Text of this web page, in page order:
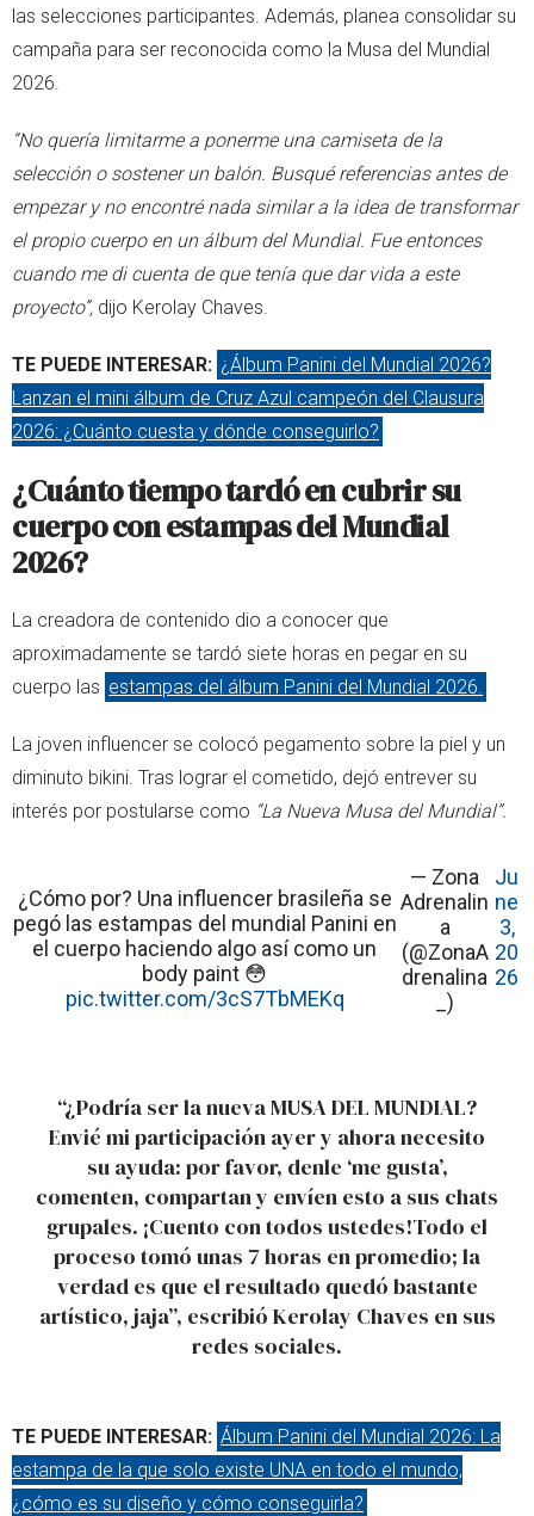
las selecciones participantes. Además, planea consolidar su
campaña para ser reconocida como la Musa del Mundial
2026.
“No quería limitarme a ponerme una camiseta de la
selección o sostener un balón. Busqué referencias antes de
empezar y no encontré nada similar a la idea de transformar
el propio cuerpo en un álbum del Mundial. Fue entonces
cuando me di cuenta de que tenía que dar vida a este
proyecto”, dijo Kerolay Chaves.
TE PUEDE INTERESAR: ¿Álbum Panini del Mundial 2026?
Lanzan el mini álbum de Cruz Azul campeón del Clausura
2026: ¿Cuánto cuesta y dónde conseguirlo?
¿Cuánto tiempo tardó en cubrir su
cuerpo con estampas del Mundial
2026?
La creadora de contenido dio a conocer que
aproximadamente se tardó siete horas en pegar en su
cuerpo las estampas del álbum Panini del Mundial 2026.
La joven influencer se colocó pegamento sobre la piel y un
diminuto bikini. Tras lograr el cometido, dejó entrever su
interés por postularse como “La Nueva Musa del Mundial”.
¿Cómo por? Una influencer brasileña se
pegó las estampas del mundial Panini en
el cuerpo haciendo algo así como un
body paint 😳
pic.twitter.com/3cS7TbMEKq
— Zona
Adrenalin
a
(@ZonaA
drenalina
_)
Ju
ne
3,
20
26
“¿Podría ser la nueva MUSA DEL MUNDIAL?
Envié mi participación ayer y ahora necesito
su ayuda: por favor, denle ‘me gusta’,
comenten, compartan y envíen esto a sus chats
grupales. ¡Cuento con todos ustedes!Todo el
proceso tomó unas 7 horas en promedio; la
verdad es que el resultado quedó bastante
artístico, jaja”, escribió Kerolay Chaves en sus
redes sociales.
TE PUEDE INTERESAR: Álbum Panini del Mundial 2026: La
estampa de la que solo existe UNA en todo el mundo,
¿cómo es su diseño y cómo conseguirla?